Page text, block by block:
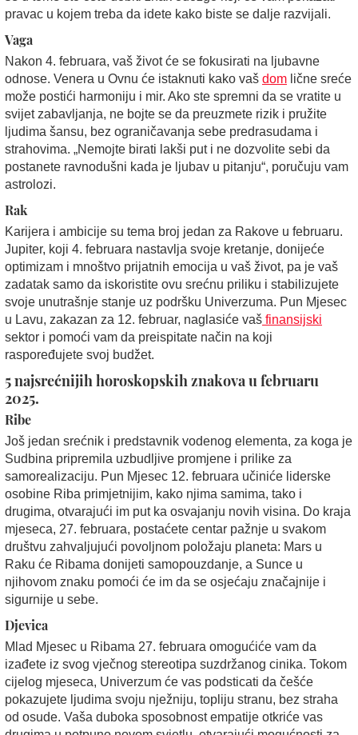
pravac u kojem treba da idete kako biste se dalje razvijali.
Vaga
Nakon 4. februara, vaš život će se fokusirati na ljubavne
odnose. Venera u Ovnu će istaknuti kako vaš dom lične sreće
može postići harmoniju i mir. Ako ste spremni da se vratite u
svijet zabavljanja, ne bojte se da preuzmete rizik i pružite
ljudima šansu, bez ograničavanja sebe predrasudama i
strahovima. „Nemojte birati lakši put i ne dozvolite sebi da
postanete ravnodušni kada je ljubav u pitanju“, poručuju vam
astrolozi.
Rak
Karijera i ambicije su tema broj jedan za Rakove u februaru.
Jupiter, koji 4. februara nastavlja svoje kretanje, donijeće
optimizam i mnoštvo prijatnih emocija u vaš život, pa je vaš
zadatak samo da iskoristite ovu srećnu priliku i stabilizujete
svoje unutrašnje stanje uz podršku Univerzuma. Pun Mjesec
u Lavu, zakazan za 12. februar, naglasiće vaš finansijski
sektor i pomoći vam da preispitate način na koji
raspoređujete svoj budžet.
5 najsrećnijih horoskopskih znakova u februaru
2025.
Ribe
Još jedan srećnik i predstavnik vodenog elementa, za koga je
Sudbina pripremila uzbudljive promjene i prilike za
samorealizaciju. Pun Mjesec 12. februara učiniće liderske
osobine Riba primjetnijim, kako njima samima, tako i
drugima, otvarajući im put ka osvajanju novih visina. Do kraja
mjeseca, 27. februara, postaćete centar pažnje u svakom
društvu zahvaljujući povoljnom položaju planeta: Mars u
Raku će Ribama donijeti samopouzdanje, a Sunce u
njihovom znaku pomoći će im da se osjećaju značajnije i
sigurnije u sebe.
Djevica
Mlad Mjesec u Ribama 27. februara omogućiće vam da
izađete iz svog vječnog stereotipa suzdržanog cinika. Tokom
cijelog mjeseca, Univerzum će vas podsticati da češće
pokazujete ljudima svoju nježniju, topliju stranu, bez straha
od osude. Vaša duboka sposobnost empatije otkriće vas